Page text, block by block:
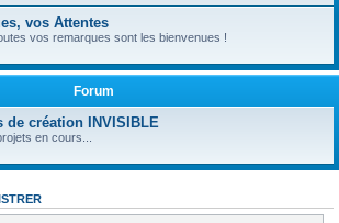
vos Attentes
vos remarques sont les bienvenues !
Forum
de création INVISIBLE
en cours...